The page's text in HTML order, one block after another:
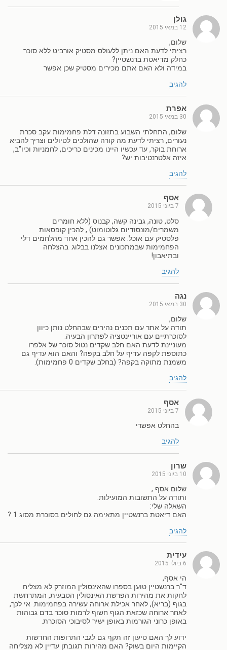
גולן
12 במאי 2015
שלום,
רציתי לדעת האם ניתן ללעולס מסטיק אורביט ללא סוכר
כחלק מדיאטת ברנשטיין?
במידה ולא האם אתם מכירים מסטיק שכן אפשר
להגיב
אפרת
30 במאי 2015
שלום, התחלתי השבוע בתזונה דלת פחמימות עקב סכרת
נעורים, רציתי לדעת מה קורה שהולכים לטיולים וצריך להביא
ארוחת בוקר, עד עכשיו היינו מכינים כריכים, לחמניות וכיו"ב,
איזה אלטרנטיבות יש?
להגיב
אסף
7 ביוני 2015
סלט, טונה, גבינה קשה, קבנוס (ללא חומרים
משמרים/מונסודיום גלוטומוט) , להכין קופסאות
פלסטיק עם אוכל. אפשר גם להכין אחד מהלחמים דלי
הפחמימות שבמתכונים אצלנו בבלוג. בהצלחה
ובתיאבון!
להגיב
נגה
30 במאי 2015
שלום,
תודה על אתר עם תכנים נהירים שבהחלט נותן כיוון
לסוכרתיים עם אוריינטציה לפתרון הבעיה.
מעוניינת לדעת האם חלב שקדים נטול סוכר של אלפרו
כתוספת לקפה עדיף על חלב בקפה? והאם הוא עדיף גם
משמנת מתוקה בקפה? (בחלב שקדים 0 פחמימות).
להגיב
אסף
7 ביוני 2015
בהחלט אפשרי
להגיב
שרון
10 ביוני 2015
שלום אסף ,
ותודה על התשובות המועילות.
השאלה שלי:
האם דיאטת ברנשטיין מתאימה גם לחולים בסוכרת מסוג 1 ?
להגיב
עידית
6 ביולי 2015
הי אסף,
ד"ר ברנשטיין טוען בספרו שהאינסולין המוזרק לא מצליח
לחקות את מהירות הפרשת האינסולין הטבעית, המתרחשת
בגוף (בריא), לאחר אכילת ארוחה עשירה בפחמימות. אי לכך,
לאחר ארוחה שכזאת הגוף חשוף לרמות סוכר בדם גבוהות
באופן כרוני הגורמות באופן ישיר לסיבוכי הסוכרת.
ידוע לך האם טיעון זה תקף גם לגבי התרופות החדשות
הקיימות היום בשוק? האם מהירות תגובתן עדיין לא מצליחה